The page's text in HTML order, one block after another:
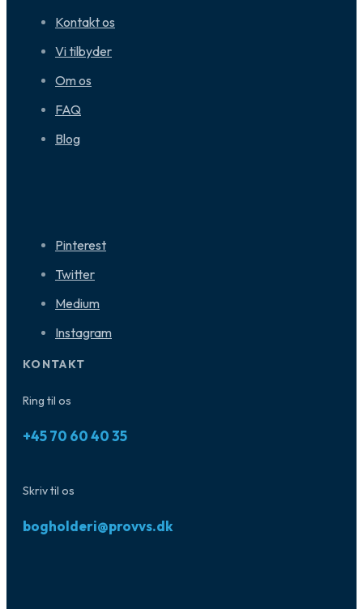
Kontakt os
Vi tilbyder
Om os
FAQ
Blog
Pinterest
Twitter
Medium
Instagram
KONTAKT
Ring til os
+45 70 60 40 35
Skriv til os
bogholderi@provvs.dk